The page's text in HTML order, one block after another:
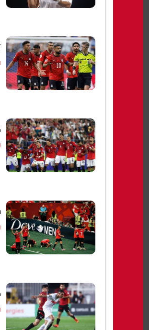
بـ300 جنيه..